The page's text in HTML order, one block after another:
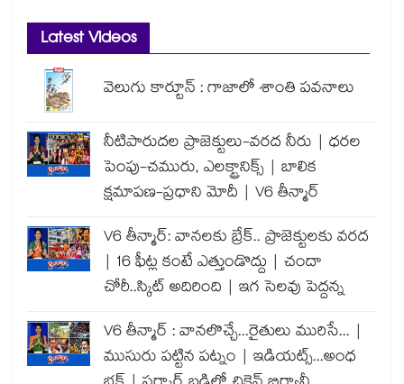
Latest Videos
వెలుగు కార్టూన్ : గాజాలో శాంతి పవనాలు
నీటిపారుదల ప్రాజెక్టులు-వరద నీరు | ధరల
పెంపు-చమురు, ఎలక్ట్రానిక్స్ | బాలిక
క్షమాపణ-ప్రధాని మోదీ | V6 తీన్మార్
V6 తీన్మార్: వానలకు బ్రేక్.. ప్రాజెక్టులకు వరద
| 16 ఫీట్ల కంటే ఎత్తుండొద్దు | చందా
చోరీ..స్కిట్ అదిరింది | ఇగ సెలవు పెద్దన్న
V6 తీన్మార్ : వానలొచ్చే...రైతులు మురిసే... |
ముసురు పట్టిన పట్నం | ఇడియట్స్...అంధ